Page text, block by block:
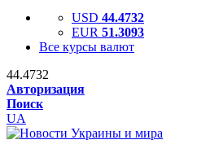
USD 44.4732
EUR 51.3093
Все курсы валют
44.4732
Авторизация
Поиск
UA